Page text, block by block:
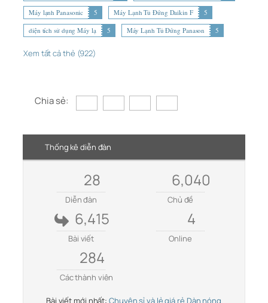
Máy lạnh Panasonic
5 Máy Lạnh Tủ Đứng Daikin F
5
diện tích sử dụng Máy lạ
5 Máy Lạnh Tủ Đứng Panason 5
Xem tất cả thẻ (922)
Chia sẻ:
Thống kê diễn đàn
28
Diễn đàn
6,040
Chủ đề
6,415
Bài viết
4
Online
284
Các thành viên
Bài viết mới nhất: Chuyên sỉ và lẻ giá rẻ Dàn nóng